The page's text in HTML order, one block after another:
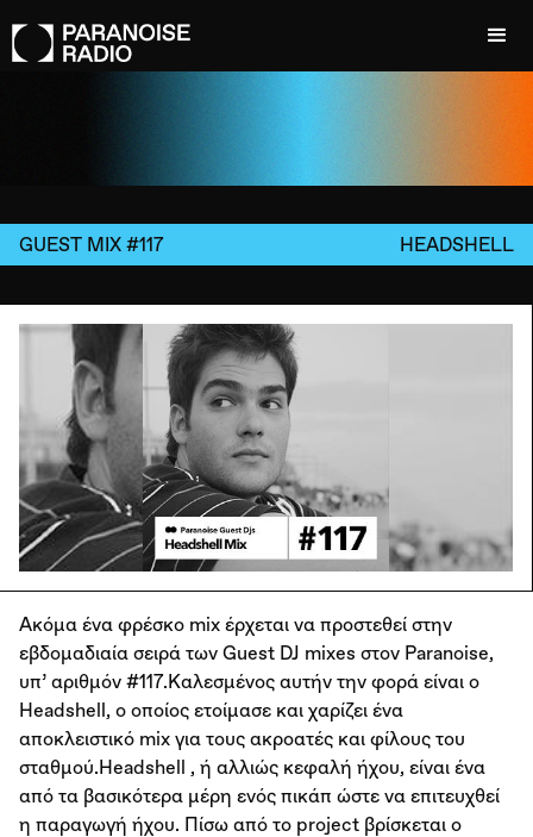
GUEST MIX #117 HEADSHELL
Ακόμα ένα φρέσκο mix έρχεται να προστεθεί στην
εβδομαδιαία σειρά των Guest DJ mixes στον Paranoise,
υπ’ αριθμόν #117.Καλεσμένος αυτήν την φορά είναι ο
Headshell, ο οποίος ετοίμασε και χαρίζει ένα
αποκλειστικό mix για τους ακροατές και φίλους του
σταθμού.Headshell , ή αλλιώς κεφαλή ήχου, είναι ένα
από τα βασικότερα μέρη ενός πικάπ ώστε να επιτευχθεί
η παραγωγή ήχου. Πίσω από το project βρίσκεται ο